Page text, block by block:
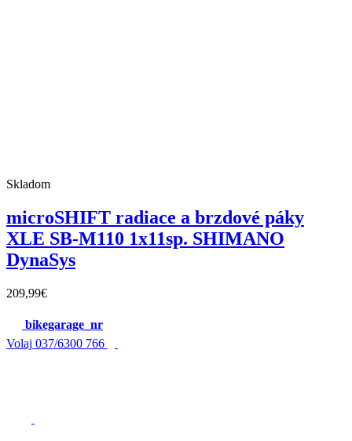
Skladom
microSHIFT radiace a brzdové páky
XLE SB-M110 1x11sp. SHIMANO
DynaSys
209,99€
bikegarage_nr
Volaj 037/6300 766